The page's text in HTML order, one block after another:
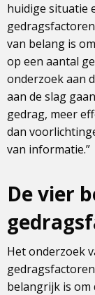
huidige situatie
van belang is
op een aantal
onderzoek aan
aan de slag
gedrag, meer
dan
van informatie.”
De vier
Het onderzoek
belangrijk is om